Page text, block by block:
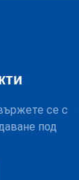
се с
под